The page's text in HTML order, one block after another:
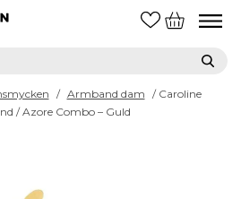
/ Armband dam / Caroline
/ Azore Combo – Guld